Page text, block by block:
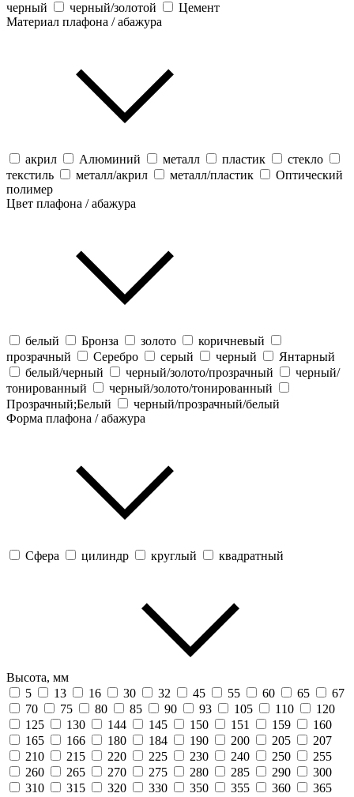
черный
черный/золотой
Цемент
Материал плафона / абажура
акрил Алюминий металл пластик
стекло
текстиль
металл/акрил металл/пластик
Оптический
полимер
Цвет плафона / абажура
белый Бронза золото
коричневый
прозрачный
Серебро серый черный
Янтарный
белый/черный
черный/золото/прозрачный
черный/
тонированный
черный/золото/тонированный
Прозрачный;Белый
черный/прозрачный/белый
Форма плафона / абажура
Сфера цилиндр круглый квадратный
Высота, мм
5
13 16 30 32 45 55 60 65
67
70
75 80 85 90 93 105 110
120
125
130 144 145 150 151 159
160
165
166 180 184 190 200 205
207
210
215 220 225 230 240 250
255
260
265 270 275 280 285 290
300
310
315 320 330 350 355 360 365